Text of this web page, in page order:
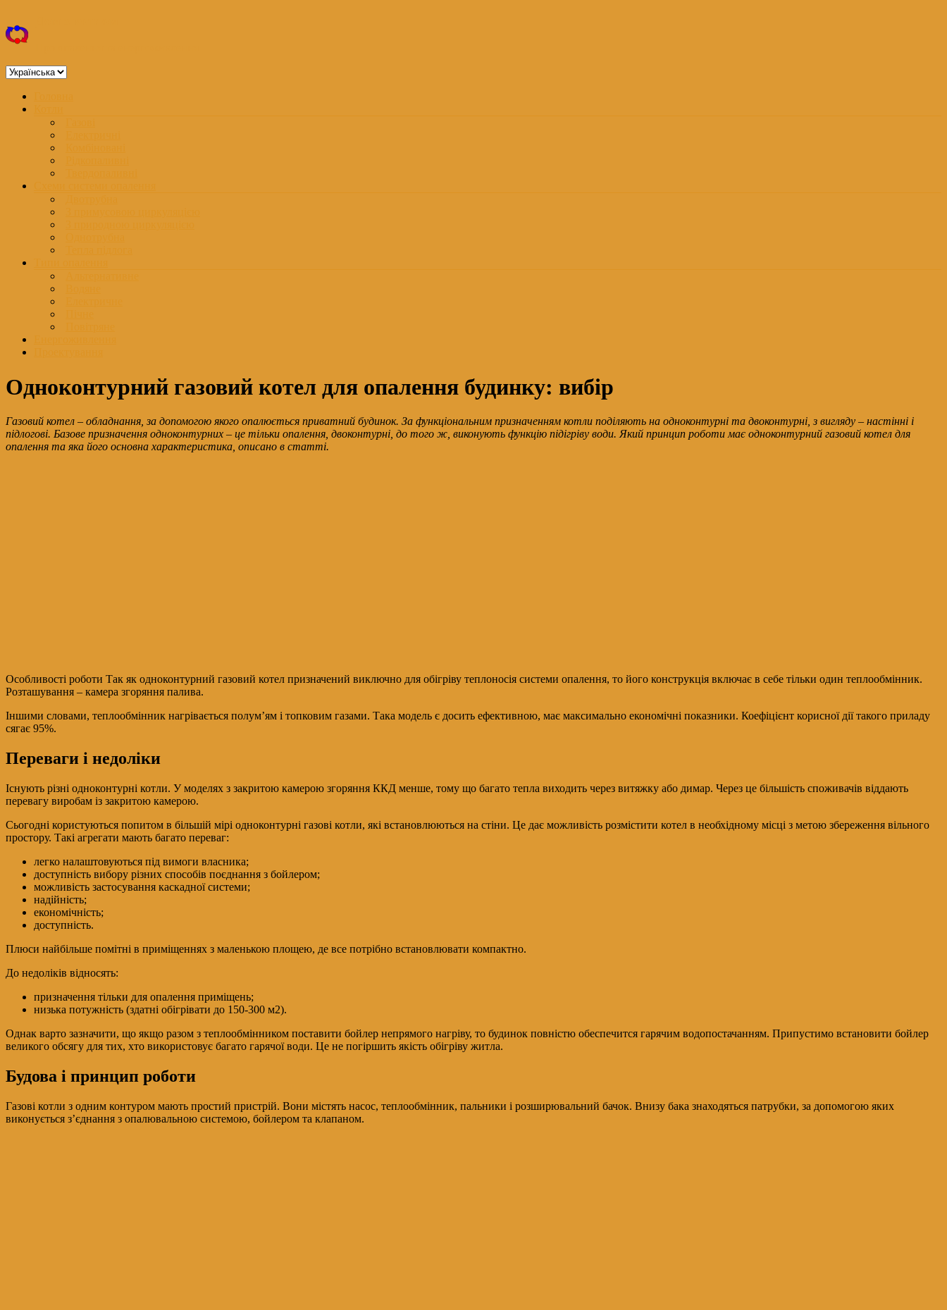
до
вмісту
Вибрати
Меню
Одноконтурний газовий котел для опалення будинку: вибір
Газовий котел – обладнання, за допомогою якого опалюється приватний будинок. За функціональним призначенням котли поділяють на одноконтурні та двоконтурні, з вигляду – настінні і
підлогові. Базове призначення одноконтурних – це тільки опалення, двоконтурні, до того ж, виконують функцію підігріву води. Який принцип роботи має одноконтурний газовий котел для
опалення та яка його основна характеристика, описано в статті.
Особливості роботи Так як одноконтурний газовий котел призначений виключно для обігріву теплоносія системи опалення, то його конструкція включає в себе тільки один теплообмінник.
Розташування – камера згоряння палива.
Іншими словами, теплообмінник нагрівається полум’ям і топковим газами. Така модель є досить ефективною, має максимально економічні показники. Коефіцієнт корисної дії такого приладу
сягає 95%.
Переваги і недоліки
Існують різні одноконтурні котли. У моделях з закритою камерою згоряння ККД менше, тому що багато тепла виходить через витяжку або димар. Через це більшість споживачів віддають
перевагу виробам із закритою камерою.
Сьогодні користуються попитом в більшій мірі одноконтурні газові котли, які встановлюються на стіни. Це дає можливість розмістити котел в необхідному місці з метою збереження вільного
простору. Такі агрегати мають багато переваг:
легко налаштовуються під вимоги власника;
доступність вибору різних способів поєднання з бойлером;
можливість застосування каскадної системи;
надійність;
економічність;
доступність.
Плюси найбільше помітні в приміщеннях з маленькою площею, де все потрібно встановлювати компактно.
До недоліків відносять:
призначення тільки для опалення приміщень;
низька потужність (здатні обігрівати до 150-300 м2).
Однак варто зазначити, що якщо разом з теплообмінником поставити бойлер непрямого нагріву, то будинок повністю обеспечится гарячим водопостачанням. Припустимо встановити бойлер
великого обсягу для тих, хто використовує багато гарячої води. Це не погіршить якість обігріву житла.
Будова і принцип роботи
Газові котли з одним контуром мають простий пристрій. Вони містять насос, теплообмінник, пальники і розширювальний бачок. Внизу бака знаходяться патрубки, за допомогою яких
виконується з’єднання з опалювальною системою, бойлером та клапаном.